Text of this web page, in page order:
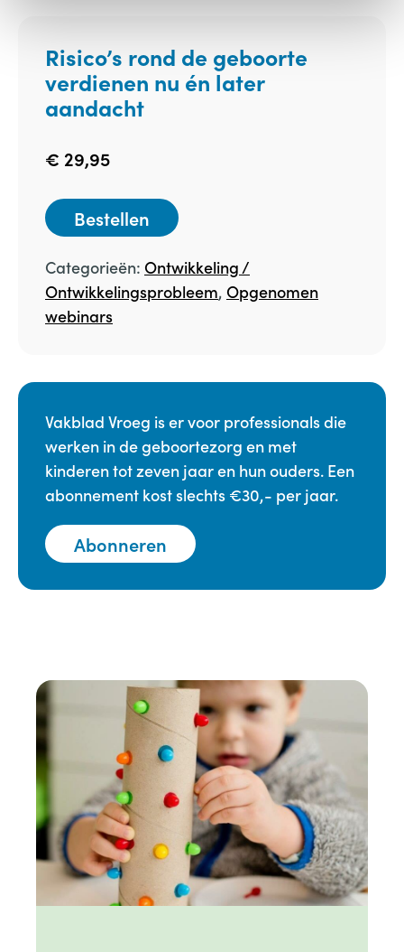
Risico’s rond de geboorte
verdienen nu én later
aandacht
€ 29,95
Bestellen
Categorieën: Ontwikkeling /
Ontwikkelingsprobleem, Opgenomen
webinars
Vakblad Vroeg is er voor professionals die
werken in de geboortezorg en met
kinderen tot zeven jaar en hun ouders. Een
abonnement kost slechts €30,- per jaar.
Abonneren